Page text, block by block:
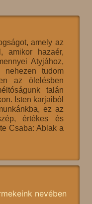
amely az
amikor hazaér,
Atyjához,
nehezen tudom
az ölelésben
talán
Isten karjaiból
ez az
értékes és
Csaba: Ablak a
nevében